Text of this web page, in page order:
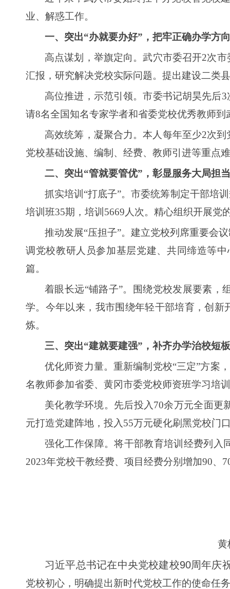
业、解惑工作。
一、 突出“办就要办好”，把牢正确办学方向
高点谋划，举旗定向。武穴市委召开2次
汇报，研究解决党校实际问题。提出建设二类
高位推进，示范引领。市委书记胡昊先后
请8名全国知名专家学者和省委党校优秀教师
高效统筹，凝聚合力。本人每年至少2次
党校基础设施、编制、经费、教师引进等重点
二、突出“管就要管优”，彰显服务大局担当
抓实培训“打底子”。市委统筹制定干部培
培训班35期，培训5669人次。精心组织开展党
推动发展“压担子”。建立党校列席重要会
调党校教研人员参加基层党建、共同缔造等
篇。
着眼长远“铺路子”。围绕党校发展要素
学。今年以来，我市围绕年轻干部培育，创新
炼。
三、突出“建就要建强”，补齐办学治校短板
优化师资力量。重新编制党校“三定”方案
名教师参加省委、黄冈市委党校师资班学习培
美化教学环境。先后投入70余万元全面更
元打造党建阵地，投入55万元硬化刷黑党校门
强化工作保障。将干部教育培训经费列入
2023年党校干教经费、项目经费分别增加90、
黄
习近平总书记在中央党校建校90周年庆
党校初心，明确提出新时代党校工作的使命任